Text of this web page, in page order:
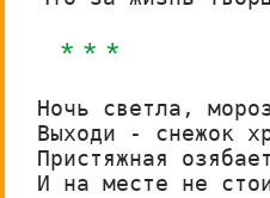
* * *
Ночь светла,
Выходи - снежок
Пристяжная озябает
И на месте не